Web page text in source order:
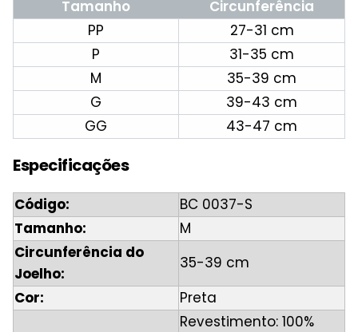
Tamanho
Circunferência
PP
27-31 cm
P
31-35 cm
M
35-39 cm
G
39-43 cm
GG
43-47 cm
Especificações
Código:
BC 0037-S
Tamanho:
M
Circunferência do
Joelho:
35-39 cm
Cor:
Preta
Revestimento: 100%